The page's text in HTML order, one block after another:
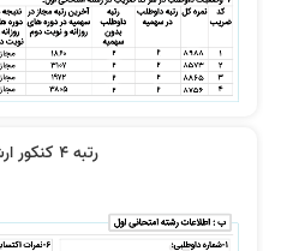
نطر رتبه 10: کیفیت تدریس استاد
رضوی خیلی خوبه
رتبه 4 کنکور ارشد کامپیوتر